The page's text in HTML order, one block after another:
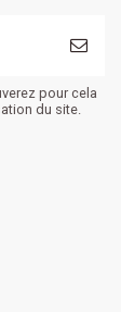
pour cela
du site.